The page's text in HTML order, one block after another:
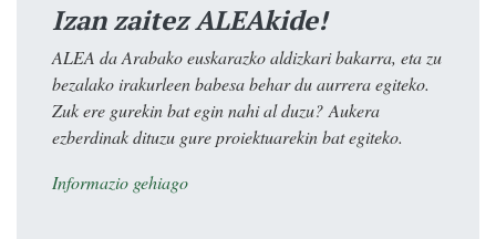
Izan zaitez ALEAkide!
ALEA da Arabako euskarazko aldizkari bakarra, eta zu
bezalako irakurleen babesa behar du aurrera egiteko.
Zuk ere gurekin bat egin nahi al duzu? Aukera
ezberdinak dituzu gure proiektuarekin bat egiteko.
Informazio gehiago